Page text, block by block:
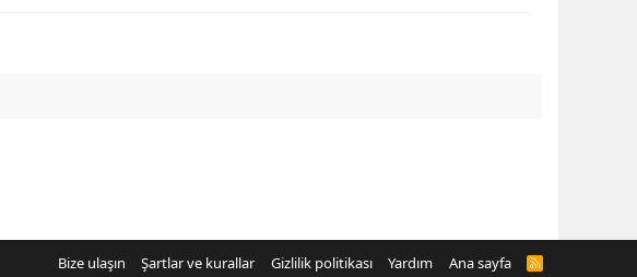
Bize ulaşın Şartlar ve kurallar Gizlilik politikası Yardım Ana sayfa
R